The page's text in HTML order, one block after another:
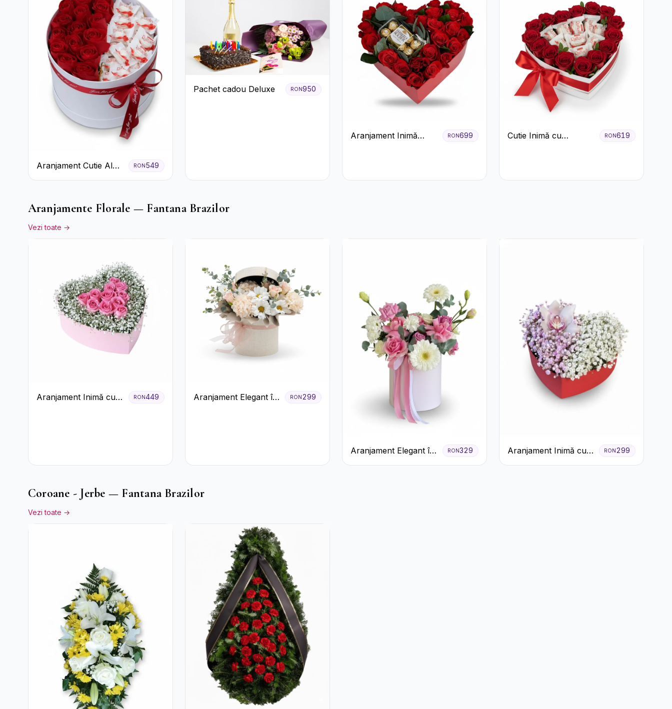
Aranjament Cutie Albă
cu Trandafiri Roșii și
RON549
Pachet cadou Deluxe RON950
Aranjament Inimă
RON699
Cutie Inimă cu
RON619
Aranjamente Florale — Fantana Brazilor
Vezi toate →
Aranjament Inimă cu
RON449
Aranjament Elegant în
RON299
Aranjament Elegant în
Cutie Roz cu Trandafiri
RON329
Aranjament Inimă cu
Orhidee și Floarea
RON299
Coroane - Jerbe — Fantana Brazilor
Vezi toate →